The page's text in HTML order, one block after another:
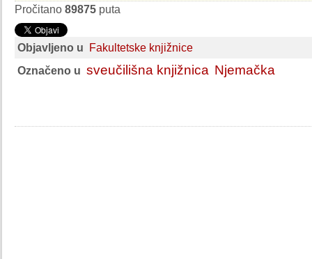
Pročitano 89875 puta
Objavljeno u Fakultetske knjižnice
Označeno u sveučilišna knjižnica Njemačka